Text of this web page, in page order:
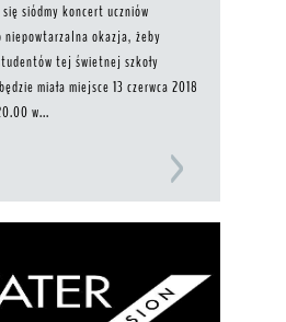
siódmy koncert uczniów
niepowtarzalna okazja, żeby
tej świetnej szkoły
miała miejsce 13 czerwca 2018
w...